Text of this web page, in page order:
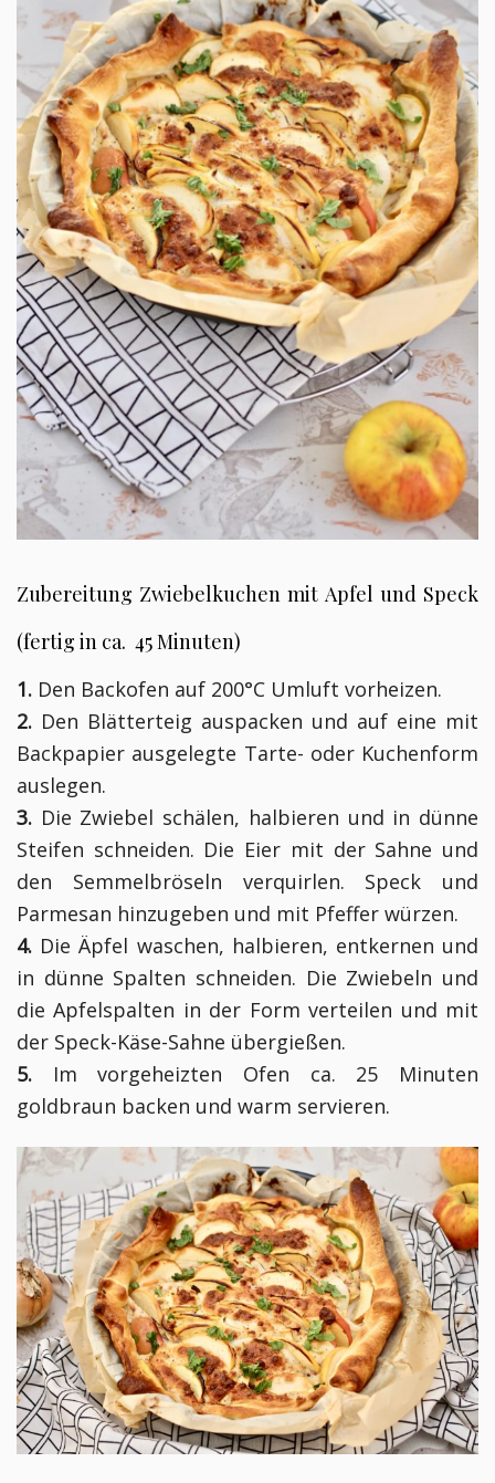
Zubereitung Zwiebelkuchen mit Apfel und Speck
(fertig in ca. 45 Minuten)
1. Den Backofen auf 200°C Umluft vorheizen.
2. Den Blätterteig auspacken und auf eine mit
Backpapier ausgelegte Tarte- oder Kuchenform
auslegen.
3. Die Zwiebel schälen, halbieren und in dünne
Steifen schneiden. Die Eier mit der Sahne und
den Semmelbröseln verquirlen. Speck und
Parmesan hinzugeben und mit Pfeffer würzen.
4. Die Äpfel waschen, halbieren, entkernen und
in dünne Spalten schneiden. Die Zwiebeln und
die Apfelspalten in der Form verteilen und mit
der Speck-Käse-Sahne übergießen.
5. Im vorgeheizten Ofen ca. 25 Minuten
goldbraun backen und warm servieren.